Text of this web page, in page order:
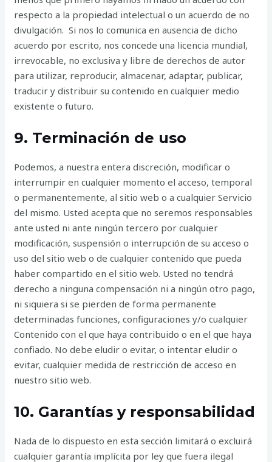
respecto a la propiedad intelectual o un acuerdo de no
divulgación. Si nos lo comunica en ausencia de dicho
acuerdo por escrito, nos concede una licencia mundial,
irrevocable, no exclusiva y libre de derechos de autor
para utilizar, reproducir, almacenar, adaptar, publicar,
traducir y distribuir su contenido en cualquier medio
existente o futuro.
9. Terminación de uso
Podemos, a nuestra entera discreción, modificar o
interrumpir en cualquier momento el acceso, temporal
o permanentemente, al sitio web o a cualquier Servicio
del mismo. Usted acepta que no seremos responsables
ante usted ni ante ningún tercero por cualquier
modificación, suspensión o interrupción de su acceso o
uso del sitio web o de cualquier contenido que pueda
haber compartido en el sitio web. Usted no tendrá
derecho a ninguna compensación ni a ningún otro pago,
ni siquiera si se pierden de forma permanente
determinadas funciones, configuraciones y/o cualquier
Contenido con el que haya contribuido o en el que haya
confiado. No debe eludir o evitar, o intentar eludir o
evitar, cualquier medida de restricción de acceso en
nuestro sitio web.
10. Garantías y responsabilidad
Nada de lo dispuesto en esta sección limitará o excluirá
cualquier garantía implícita por ley que fuera ilegal